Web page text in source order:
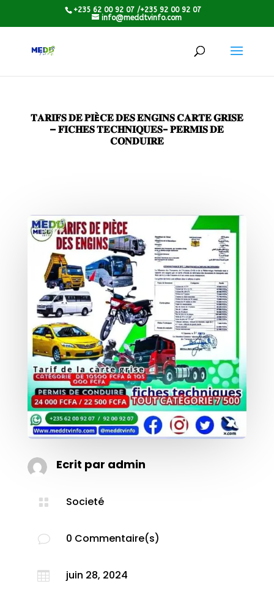
+235 62 00 92 07 /+235 92 00 92 07
info@meddtvinfo.com
𝐓𝐀𝐑𝐈𝐅𝐒 𝐃𝐄 𝐏𝐈È𝐂𝐄 𝐃𝐄𝐒 𝐄𝐍𝐆𝐈𝐍𝐒 𝐂𝐀𝐑𝐓𝐄 𝐆𝐑𝐈𝐒𝐄
– 𝐅𝐈𝐂𝐇𝐄𝐒 𝐓𝐄𝐂𝐇𝐍𝐈𝐐𝐔𝐄𝐒- 𝐏𝐄𝐑𝐌𝐈𝐒 𝐃𝐄
𝐂𝐎𝐍𝐃𝐔𝐈𝐑𝐄
Ecrit par admin
 Societé
v 0 Commentaire(s)
 juin 28, 2024